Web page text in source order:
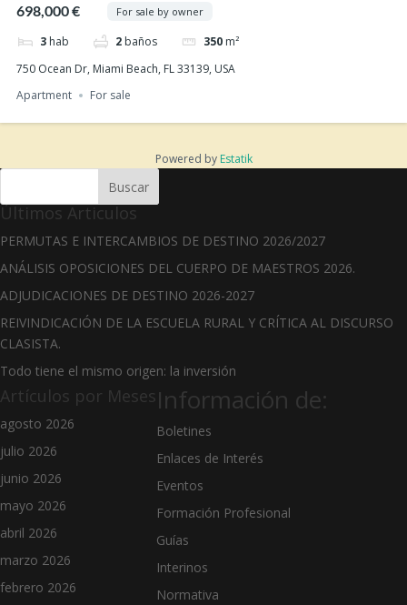
698,000 € For sale by owner
3 hab 2 baños 350 m²
750 Ocean Dr, Miami Beach, FL 33139, USA
Apartment
For sale
Powered by Estatik
Buscar
Últimos Articulos
PERMUTAS E INTERCAMBIOS DE DESTINO 2026/2027
ANÁLISIS OPOSICIONES DEL CUERPO DE MAESTROS 2026.
ADJUDICACIONES DE DESTINO 2026-2027
REIVINDICACIÓN DE LA ESCUELA RURAL Y CRÍTICA AL DISCURSO
CLASISTA.
Todo tiene el mismo origen: la inversión
Artículos por Meses
agosto 2026
julio 2026
junio 2026
mayo 2026
abril 2026
marzo 2026
febrero 2026
Información de:
Boletines
Enlaces de Interés
Eventos
Formación Profesional
Guías
Interinos
Normativa